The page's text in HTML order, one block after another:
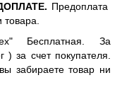
Предоплата
товара.
Бесплатная. За
) за счет покупателя.
забираете товар ни